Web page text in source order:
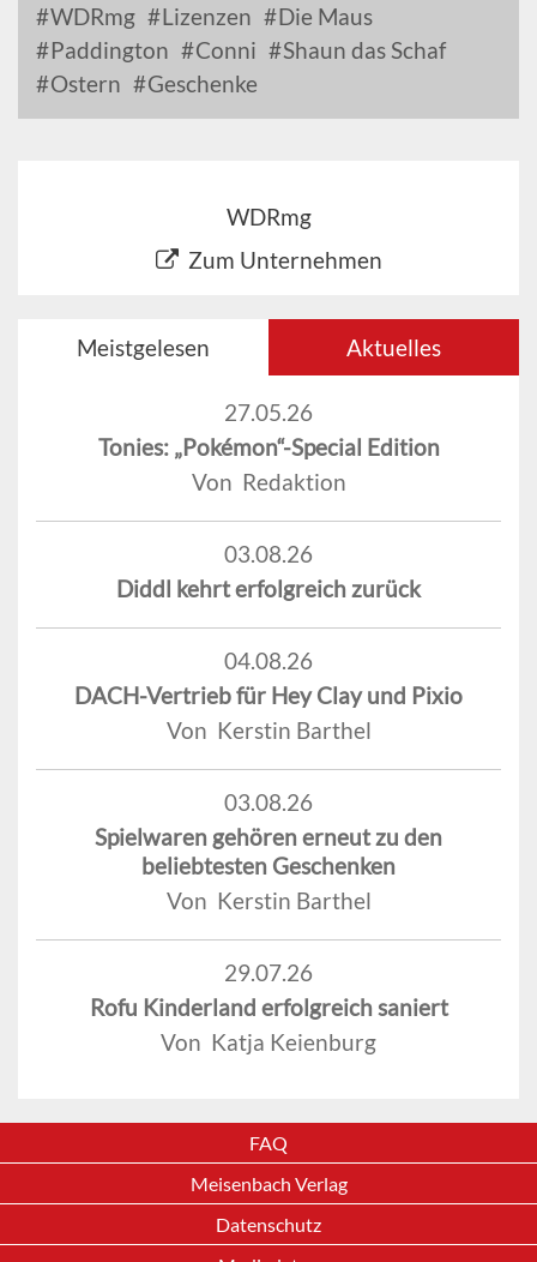
WDRmg Lizenzen
Die Maus
Paddington
Conni
Shaun das Schaf
Ostern
Geschenke
WDRmg
Zum Unternehmen
Meistgelesen Aktuelles
27.05.26
Tonies: „Pokémon“-Special Edition
Von Redaktion
03.08.26
Diddl kehrt erfolgreich zurück
04.08.26
DACH-Vertrieb für Hey Clay und Pixio
Von Kerstin Barthel
03.08.26
Spielwaren gehören erneut zu den
beliebtesten Geschenken
Von Kerstin Barthel
29.07.26
Rofu Kinderland erfolgreich saniert
Von Katja Keienburg
FAQ
Meisenbach Verlag
Datenschutz